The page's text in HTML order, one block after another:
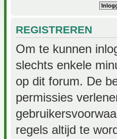
REGISTREREN
Om te kunnen
slechts enkele
op dit forum. De
permissies
regels altijd te